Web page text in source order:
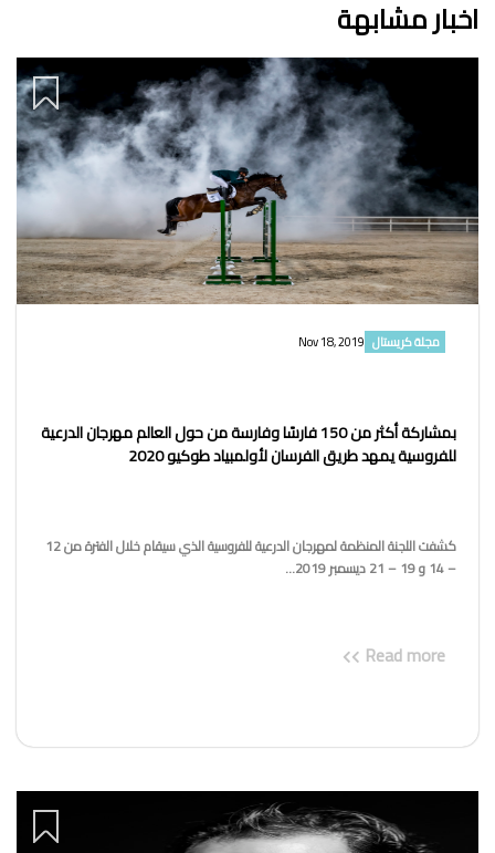
اخبار مشابهة
مجلة كريستال Nov 18, 2019
بمشاركة أكثر من 150 فارسًا وفارسة من حول العالم مهرجان الدرعية
للفروسية يمهد طريق الفرسان لأولمبياد طوكيو 2020
كشفت اللجنة المنظمة لمهرجان الدرعية للفروسية الذي سيقام خلال الفترة من 12
Read more